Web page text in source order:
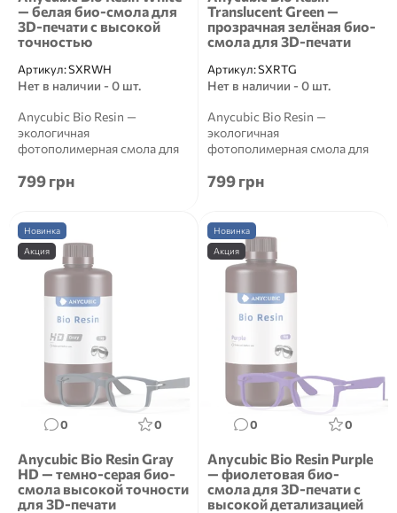
— белая био-смола для
3D-печати с высокой
точностью
Артикул:SXRWH
Нет в наличии - 0 шт.
Anycubic Bio Resin —
экологичная
фотополимерная смола для
&mdash...
799 грн
Translucent Green —
прозрачная зелёная био-
смола для 3D-печати
Артикул:SXRTG
Нет в наличии - 0 шт.
Anycubic Bio Resin —
экологичная
фотополимерная смола для
&mdash...
799 грн
Новинка
Акция
0 0
Anycubic Bio Resin Gray
HD — темно-серая био-
смола высокой точности
для 3D-печати
Новинка
Акция
0 0
Anycubic Bio Resin Purple
— фиолетовая био-
смола для 3D-печати с
высокой детализацией